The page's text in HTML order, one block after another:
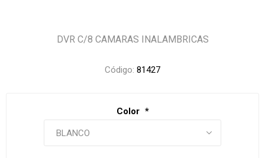
DVR C/8 CAMARAS INALAMBRICAS
Código: 81427
Color *